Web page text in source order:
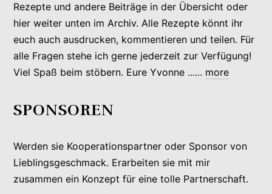
Rezepte und andere Beiträge in der Übersicht oder
hier weiter unten im Archiv. Alle Rezepte könnt ihr
euch auch ausdrucken, kommentieren und teilen. Für
alle Fragen stehe ich gerne jederzeit zur Verfügung!
Viel Spaß beim stöbern. Eure Yvonne ...... more
SPONSOREN
Werden sie Kooperationspartner oder Sponsor von
Lieblingsgeschmack. Erarbeiten sie mit mir
zusammen ein Konzept für eine tolle Partnerschaft.